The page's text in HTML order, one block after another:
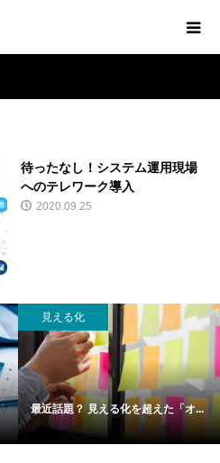
待ったなし！システム運用現場
へのテレワーク導入
2020.09.25
見える化
最近話題？ 見える化を超えた「オ...